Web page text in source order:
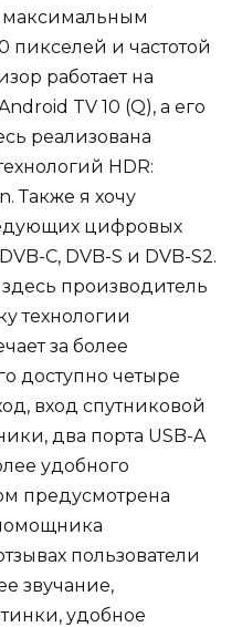
пикселей и частотой
работает на
TV 10 (Q), а его
реализована
HDR:
Также я хочу
цифровых
C, DVB-S и DVB-S2.
здесь производитель
технологии
за более
доступно четыре
вход спутниковой
два порта USB-A
удобного
предусмотрена
пользователи
звучание,
удобное